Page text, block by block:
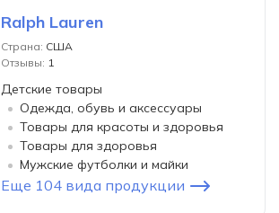
Ralph Lauren
Страна: США
Отзывы: 1
Детские товары
Одежда, обувь и аксессуары
Товары для красоты и здоровья
Товары для здоровья
Мужские футболки и майки
Еще 104 вида продукции